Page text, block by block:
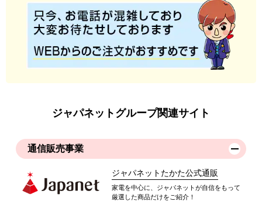
ジャパネットグループ関連サイト
通信販売事業
ジャパネットたかた公式通販
家電を中心に、ジャパネットが自信をもって
厳選した商品だけをご紹介！